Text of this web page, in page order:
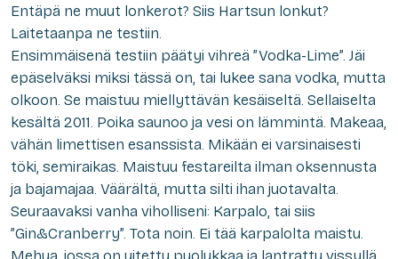
Entäpä ne muut lonkerot? Siis Hartsun lonkut?
Laitetaanpa ne testiin.
Ensimmäisenä testiin päätyi vihreä ”Vodka-Lime”. Jäi
epäselväksi miksi tässä on, tai lukee sana vodka, mutta
olkoon. Se maistuu miellyttävän kesäiseltä. Sellaiselta
kesältä 2011. Poika saunoo ja vesi on lämmintä. Makeaa,
vähän limettisen esanssista. Mikään ei varsinaisesti
töki, semiraikas. Maistuu festareilta ilman oksennusta
ja bajamajaa. Väärältä, mutta silti ihan juotavalta.
Seuraavaksi vanha viholliseni: Karpalo, tai siis
”Gin&Cranberry”. Tota noin. Ei tää karpalolta maistu.